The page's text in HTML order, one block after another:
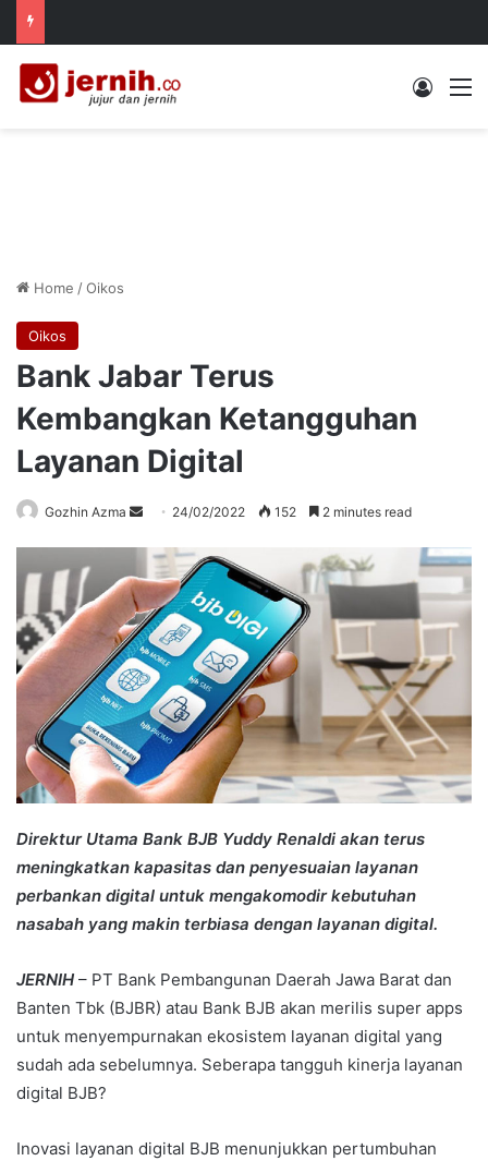
Log In
Home /Oikos
Oikos
Bank Jabar Terus
Kembangkan Ketangguhan
Layanan Digital
Gozhin Azma
Send
email
24/02/2022 152 2 minutes read
Direktur Utama Bank BJB Yuddy Renaldi akan terus
meningkatkan kapasitas dan penyesuaian layanan
perbankan digital untuk mengakomodir kebutuhan
nasabah yang makin terbiasa dengan layanan digital.
JERNIH – PT Bank Pembangunan Daerah Jawa Barat dan
Banten Tbk (BJBR) atau Bank BJB akan merilis super apps
untuk menyempurnakan ekosistem layanan digital yang
sudah ada sebelumnya. Seberapa tangguh kinerja layanan
digital BJB?
Inovasi layanan digital BJB menunjukkan pertumbuhan